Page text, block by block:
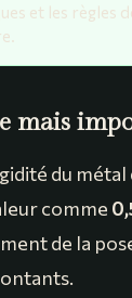
et les règles
mais
du
comme
de la